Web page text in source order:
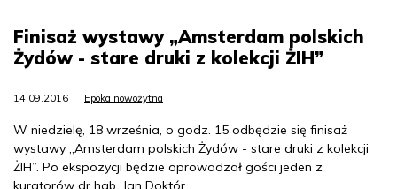
Finisaż wystawy „Amsterdam polskich
Żydów - stare druki z kolekcji ŻIH”
14.09.2016 Epoka nowożytna
W niedzielę, 18 września, o godz. 15 odbędzie się finisaż
wystawy „Amsterdam polskich Żydów - stare druki z kolekcji
ŻIH”. Po ekspozycji będzie oprowadzał gości jeden z
kuratorów dr hab. Jan Doktór.